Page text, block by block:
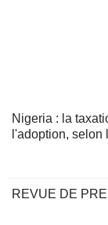
Nigeria : la
l'adoption, selon
REVUE DE